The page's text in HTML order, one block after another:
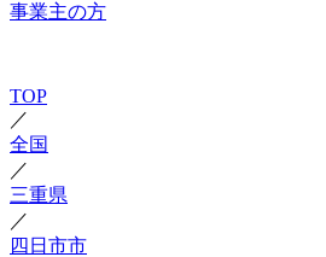
事業主の方
TOP
／
全国
／
三重県
／
四日市市